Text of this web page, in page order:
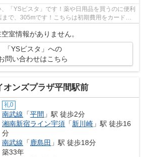
「YSビスタ」です！薬や日用品を買うのに便利
で、305mです！こちらは初期費用をカードで
で、...
室情報がありません。
「YSビスタ」への
問い合わせはこちら
オンズプラザ平間駅前
礼0
南武線 「平間 」駅 徒歩2分
湘南新宿ライン宇須 「新川崎 」駅 徒歩16
分
南武線 「鹿島田 」駅 徒歩18分
築33年